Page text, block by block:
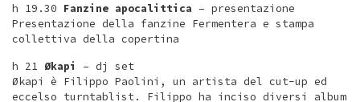
h 19.30 Fanzine apocalittica – presentazione
Presentazione della fanzine Fermentera e stampa
collettiva della copertina
h 21 Økapi
– dj set
Økapi è Filippo Paolini, un artista del cut-up ed
eccelso turntablist. Filippo ha inciso diversi album